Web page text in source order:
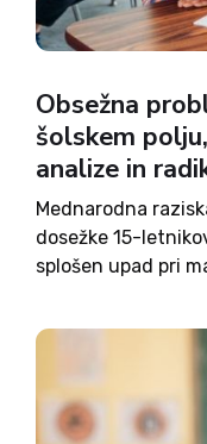
Obsežna
šolskem
analize in
Mednarodna
dosežke 15-
splošen upad pri
povprečjem
matematično
slovenskih